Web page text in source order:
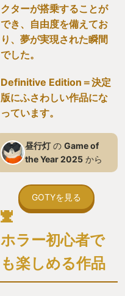
クターが搭乗することが
でき、自由度を備えてお
り、夢が実現された瞬間
でした。
Definitive Edition＝決定
版にふさわしい作品にな
っています。
昼行灯の Game of
the Year 2025 から
GOTYを見る
ホラー初心者で
も楽しめる作品